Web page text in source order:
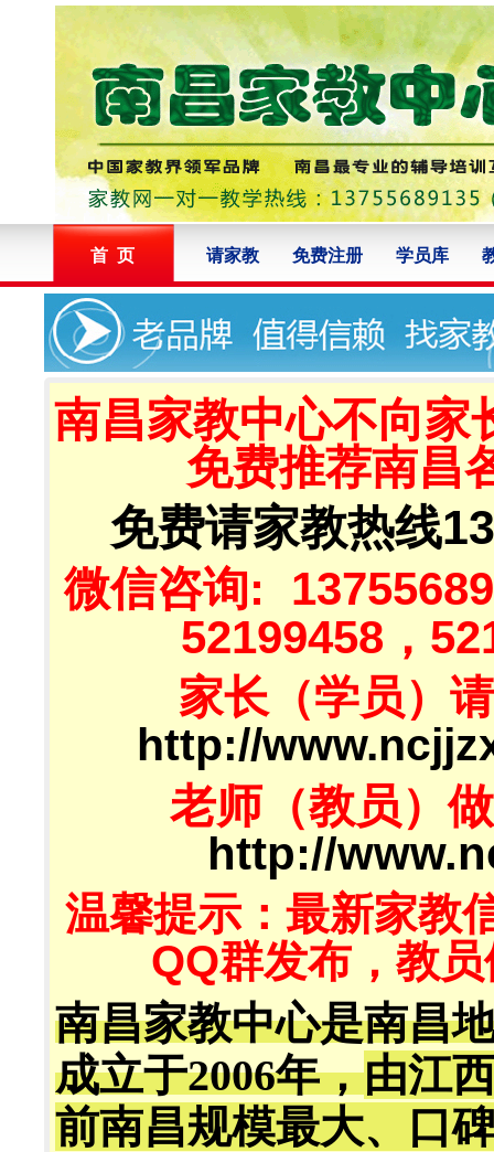
首 页 请家教 免费注册 学员库
南昌家教中心不向家
免费推荐南昌
免费请家教热线
微信咨询:
52199458，
家长（学员）
http://
老师（教员）
http://
温馨提示：最新家教
QQ群发布，教
南昌家教中心是南昌
成立于2006年，由江
前南昌规模最大、口